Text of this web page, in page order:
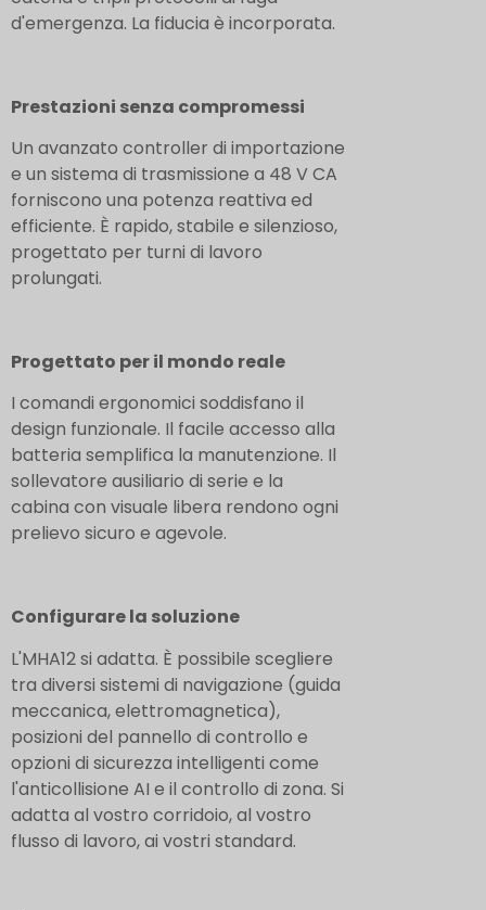
d'emergenza. La fiducia è incorporata.
Prestazioni senza compromessi
Un avanzato controller di importazione
e un sistema di trasmissione a 48 V CA
forniscono una potenza reattiva ed
efficiente. È rapido, stabile e silenzioso,
progettato per turni di lavoro
prolungati.
Progettato per il mondo reale
I comandi ergonomici soddisfano il
design funzionale. Il facile accesso alla
batteria semplifica la manutenzione. Il
sollevatore ausiliario di serie e la
cabina con visuale libera rendono ogni
prelievo sicuro e agevole.
Configurare la soluzione
L'MHA12 si adatta. È possibile scegliere
tra diversi sistemi di navigazione (guida
meccanica, elettromagnetica),
posizioni del pannello di controllo e
opzioni di sicurezza intelligenti come
l'anticollisione AI e il controllo di zona. Si
adatta al vostro corridoio, al vostro
flusso di lavoro, ai vostri standard.